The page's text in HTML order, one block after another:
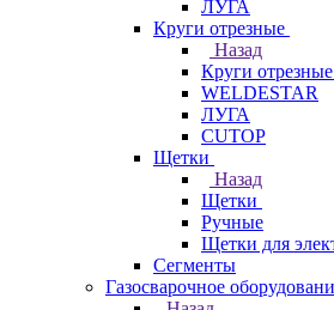
ЛУГА
Круги отрезные
Назад
Круги отрезные
WELDESTAR
ЛУГА
CUTOP
Щетки
Назад
Щетки
Ручные
Щетки для
Сегменты
Газосварочное